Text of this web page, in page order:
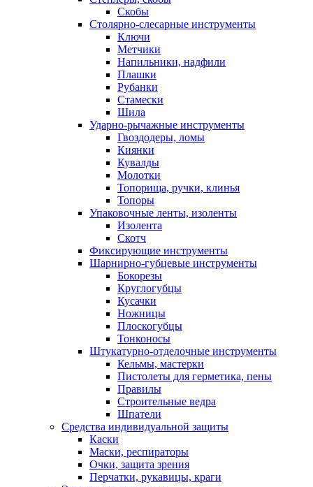
Скобы
Столярно-слесарные инструменты
Ключи
Метчики
Напильники, надфили
Плашки
Рубанки
Стамески
Шила
Ударно-рычажные инструменты
Гвоздодеры, ломы
Киянки
Кувалды
Молотки
Топорища, ручки, клинья
Топоры
Упаковочные ленты, изоленты
Изолента
Скотч
Фиксирующие инструменты
Шарнирно-губцевые инструменты
Бокорезы
Круглогубцы
Кусачки
Ножницы
Плоскогубцы
Тонконосы
Штукатурно-отделочные инструменты
Кельмы, мастерки
Пистолеты для герметика, пены
Правилы
Строительные ведра
Шпатели
Средства индивидуальной защиты
Каски
Маски, респираторы
Очки, защита зрения
Перчатки, рукавицы, краги